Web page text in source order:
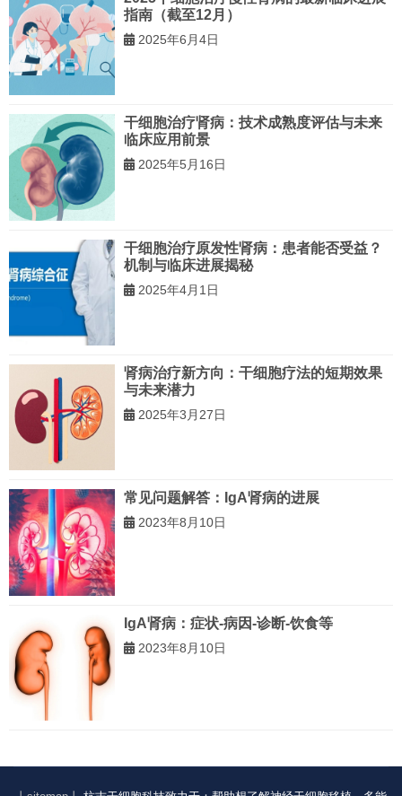
指南（截至12月）
2025年6月4日
干细胞治疗肾病：技术成熟度评估与未来
临床应用前景
2025年5月16日
干细胞治疗原发性肾病：患者能否受益？
机制与临床进展揭秘
2025年4月1日
肾病治疗新方向：干细胞疗法的短期效果
与未来潜力
2025年3月27日
常见问题解答：IgA肾病的进展
2023年8月10日
IgA肾病：症状-病因-诊断-饮食等
2023年8月10日